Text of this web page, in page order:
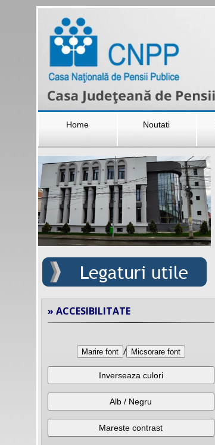
Home Noutati
» ACCESIBILITATE
Marire font / Micsorare font
Inverseaza culori
Alb / Negru
Mareste contrast